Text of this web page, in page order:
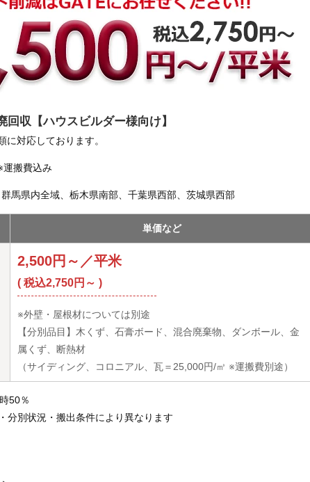
収【ハウスビルダー様向け】
対応しております。
搬費込み
馬県内全域、栃木県南部、千葉県西部、茨城県西部
単価など
2,500円～／平米
( 税込2,750円～ )
※外壁・屋根材については別途
【分別品目】木くず、石膏ボード、混合廃棄物、ダンボール、金
属くず、断熱材
（サイディング、コロニアル、瓦＝25,000円/㎥ ※運搬費別途）
50％
分別状況・搬出条件により異なります